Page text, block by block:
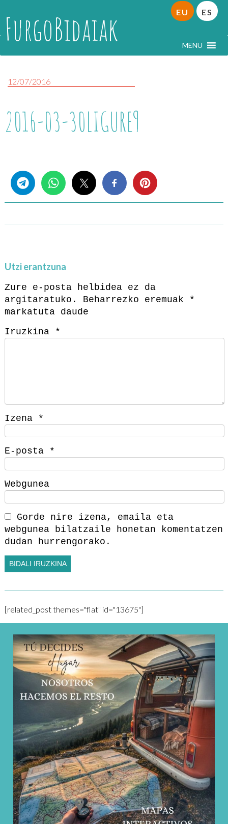
FurgoBidaiak MENU
EU ES
12/07/2016
2016-03-30LIGURE9
Utzi erantzuna
Zure e-posta helbidea ez da
argitaratuko.
Beharrezko eremuak
*
markatuta daude
Iruzkina
*
Izena *
E-posta *
Webgunea
Gorde nire izena, emaila eta
webgunea bilatzaile honetan komentatzen
dudan hurrengorako.
[related_post themes="flat" id="13675"]